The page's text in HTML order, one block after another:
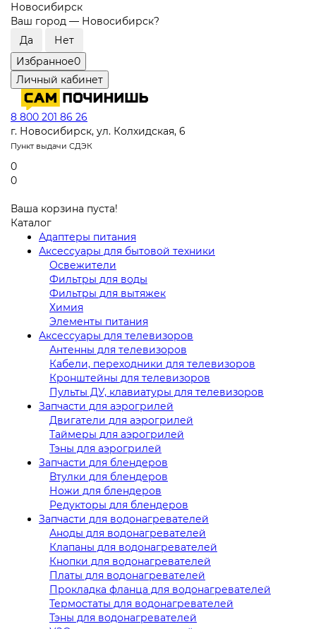
Новосибирск
Ваш город — Новосибирск?
Избранное0
Личный кабинет
8 800 201 86 26
г. Новосибирск, ул. Колхидская, 6
Пункт выдачи СДЭК
0
0
Ваша корзина пуста!
Каталог
Адаптеры питания
Аксессуары для бытовой техники
Освежители
Фильтры для воды
Фильтры для вытяжек
Химия
Элементы питания
Аксессуары для телевизоров
Антенны для телевизоров
Кабели, переходники для телевизоров
Кронштейны для телевизоров
Пульты ДУ, клавиатуры для телевизоров
Запчасти для аэрогрилей
Двигатели для аэрогрилей
Таймеры для аэрогрилей
Тэны для аэрогрилей
Запчасти для блендеров
Втулки для блендеров
Ножи для блендеров
Редукторы для блендеров
Запчасти для водонагревателей
Аноды для водонагревателей
Клапаны для водонагревателей
Кнопки для водонагревателей
Платы для водонагревателей
Прокладка фланца для водонагревателей
Термостаты для водонагревателей
Тэны для водонагревателей